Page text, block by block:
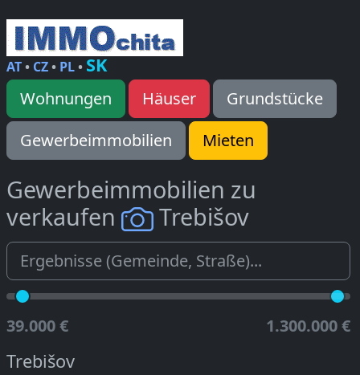
AT• CZ• PL• SK
Wohnungen Häuser
Grundstücke
Gewerbeimmobilien
Mieten
Gewerbeimmobilien zu
verkaufen
Trebišov
39.000 € 1.300.000 €
Trebišov